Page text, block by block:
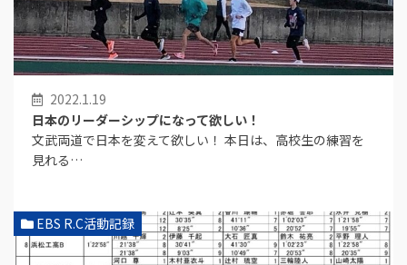
2022.1.19
日本のリーダーシップになって欲しい！
文武両道で日本を変えて欲しい！ 本日は、高校生の練習を
見れる…
EBS R.C活動記録